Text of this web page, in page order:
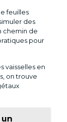
feuilles
des
chemin de
pour
vaisselles en
on trouve